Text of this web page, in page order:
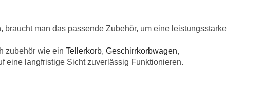
Konto erstellen
man das passende Zubehör, um eine leistungsstarke
zubehör wie ein Tellerkorb, Geschirrkorbwagen,
eine langfristige Sicht zuverlässig Funktionieren.